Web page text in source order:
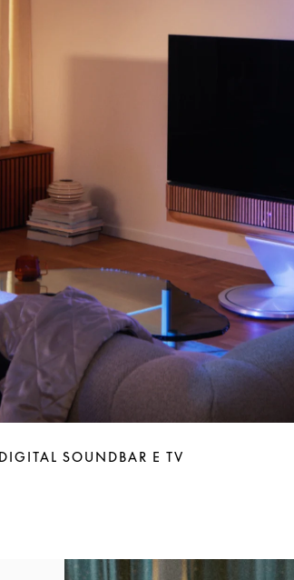
SOUNDBAR E TV
Immagine evento